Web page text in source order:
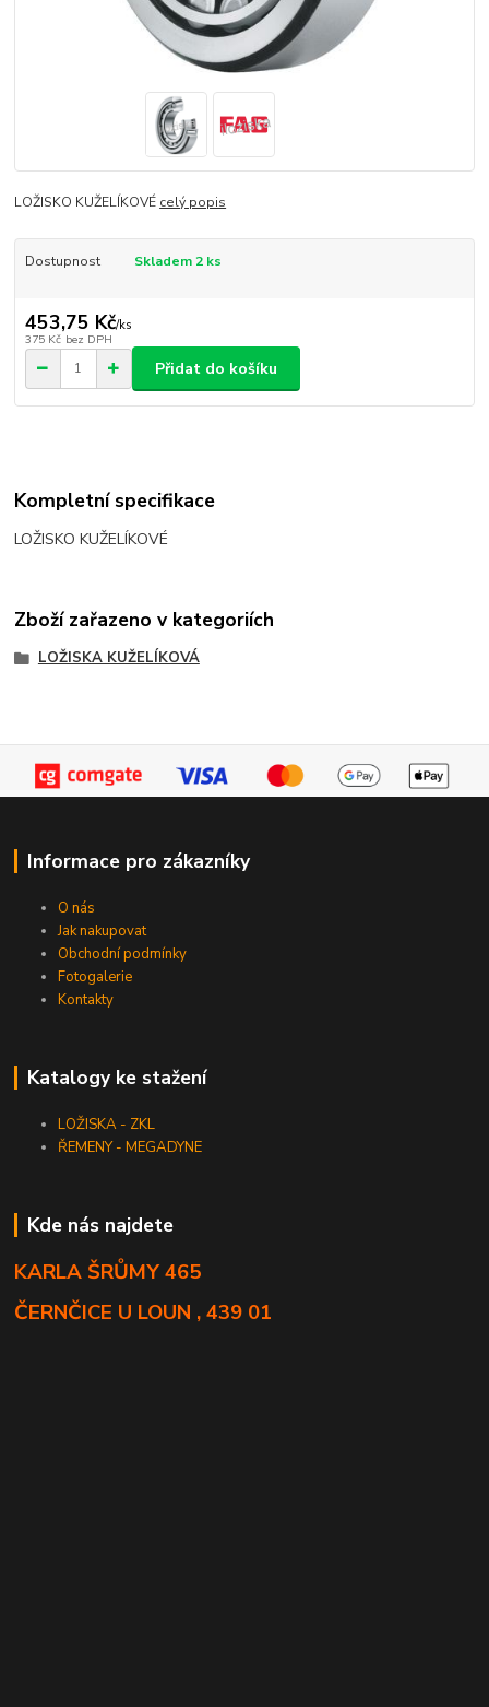
LOŽISKO KUŽELÍKOVÉ celý popis
Dostupnost Skladem 2 ks
453,75 Kč/ks
375 Kč bez DPH
Přidat do košíku
Kompletní specifikace
LOŽISKO KUŽELÍKOVÉ
Zboží zařazeno v kategoriích
LOŽISKA KUŽELÍKOVÁ
Informace pro zákazníky
O nás
Jak nakupovat
Obchodní podmínky
Fotogalerie
Kontakty
Katalogy ke stažení
LOŽISKA - ZKL
ŘEMENY - MEGADYNE
Kde nás najdete
KARLA ŠRŮMY 465
ČERNČICE U LOUN , 439 01